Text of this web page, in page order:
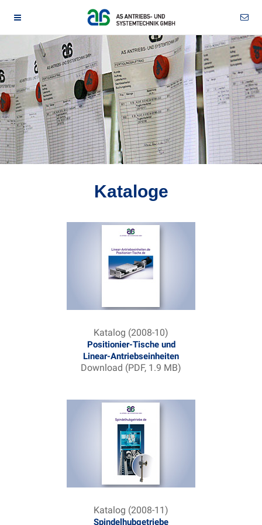
Kataloge
Katalog (2008-10)
Positionier-Tische und
Linear-Antriebseinheiten
Download (PDF, 1.9 MB)
Katalog (2008-11)
Spindelhubgetriebe